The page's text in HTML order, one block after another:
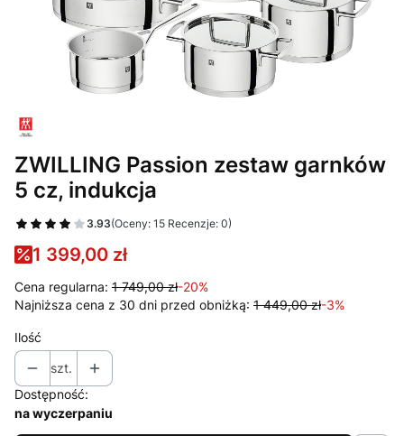
ZWILLING Passion zestaw garnków
5 cz, indukcja
3.93(Oceny: 15 Recenzje: 0)
1 399,00 zł
Cena regularna: 1 749,00 zł-20%
Najniższa cena z 30 dni przed obniżką: 1 449,00 zł-3%
Ilość
szt.
Dostępność:
na wyczerpaniu